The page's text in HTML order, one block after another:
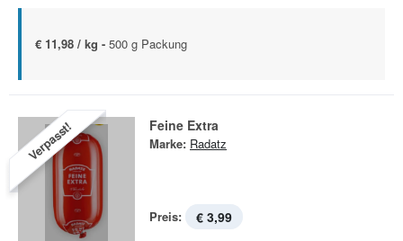
€ 11,98 / kg - 500 g Packung
Verpasst! Feine Extra
Marke: Radatz
Preis: € 3,99